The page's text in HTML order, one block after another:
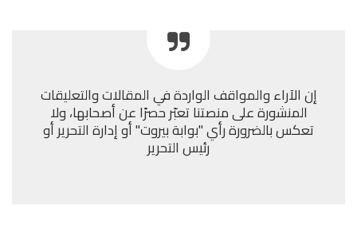
إن الآراء والمواقف الواردة في المقالات والتعليقات
المنشورة على منصتنا تعبّر حصرًا عن أصحابها، ولا
تعكس بالضرورة رأي "بوابة بيروت" أو إدارة التحرير أو
رئيس التحرير